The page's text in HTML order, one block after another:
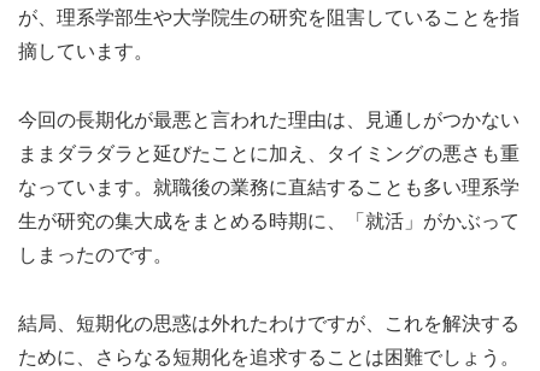
が、理系学部生や大学院生の研究を阻害していることを指
摘しています。
今回の長期化が最悪と言われた理由は、見通しがつかない
ままダラダラと延びたことに加え、タイミングの悪さも重
なっています。就職後の業務に直結することも多い理系学
生が研究の集大成をまとめる時期に、「就活」がかぶって
しまったのです。
結局、短期化の思惑は外れたわけですが、これを解決する
ために、さらなる短期化を追求することは困難でしょう。